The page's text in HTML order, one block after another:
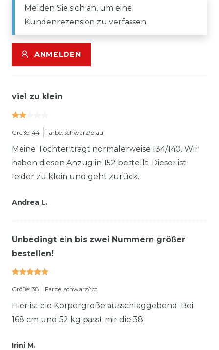
Melden Sie sich an, um eine
Kundenrezension zu verfassen.
ANMELDEN
viel zu klein
Größe: 44 Farbe: schwarz/blau
Meine Tochter trägt normalerweise 134/140. Wir
haben diesen Anzug in 152 bestellt. Dieser ist
leider zu klein und geht zurück.
Andrea L.
Unbedingt ein bis zwei Nummern größer
bestellen!
Größe: 38 Farbe: schwarz/rot
Hier ist die Körpergröße ausschlaggebend. Bei
168 cm und 52 kg passt mir die 38.
Irini M.